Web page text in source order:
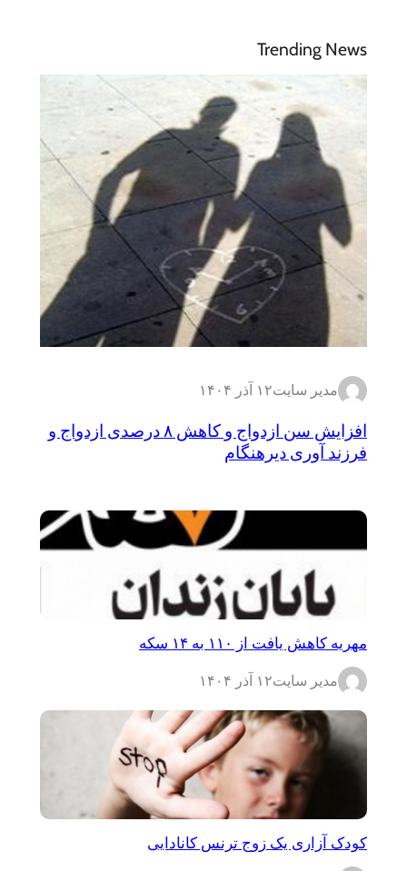
Trending News
مدیر سایت۱۲ آذر ۱۴۰۴
افزایش سن ازدواج و کاهش ۸ درصدی ازدواج و
فرزند آوری دیرهنگام
مهریه کاهش یافت از ۱۱۰ به ۱۴ سکه
مدیر سایت۱۲ آذر ۱۴۰۴
کودک آزاری یک زوج ترنس کانادایی